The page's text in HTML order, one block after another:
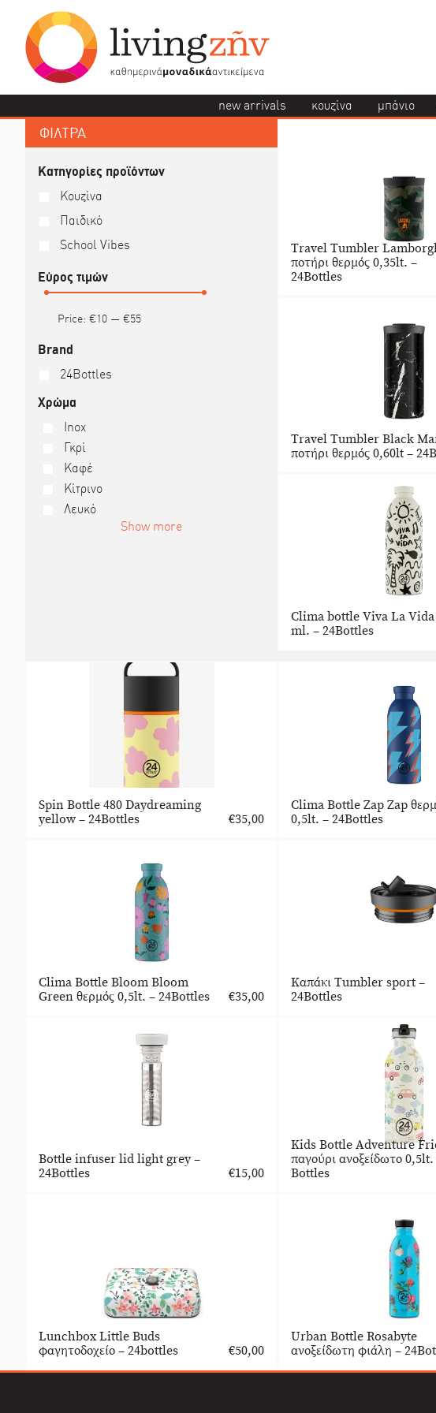
new arrivals κουζίνα μπάνιο
ΦΙΛΤΡΑ
Κατηγορίες προϊόντων
Κουζίνα
Παιδικό
School Vibes
Εύρος τιμών
Price: €10— €55
Brand
24Bottles
Χρώμα
Inox
Γκρί
Καφέ
Κίτρινο
Λευκό
Show more
Travel Tumbler
ποτήρι θερμός 0,35lt. –
24Bottles
Travel Tumbler Black
ποτήρι θερμός 0,60lt –
Clima bottle Viva La Vida
ml. – 24Bottles
Spin Bottle 480 Daydreaming
yellow – 24Bottles
€35,00
Clima Bottle Zap Zap
0,5lt. – 24Bottles
Clima Bottle Bloom Bloom
Green θερμός 0,5lt. – 24Bottles
€35,00
Καπάκι Tumbler sport –
24Bottles
Bottle infuser lid light grey –
24Bottles
€15,00
Kids Bottle Adventure
παγούρι ανοξείδωτο
Bottles
Lunchbox Little Buds
φαγητοδοχείο – 24bottles
€50,00
Urban Bottle Rosabyte
ανοξείδωτη φιάλη –